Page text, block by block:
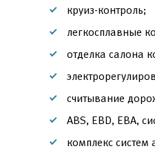
круиз-контроль;
легкосплавные
отделка салона
считывание
ABS, EBD, EBA,
комплекс систем